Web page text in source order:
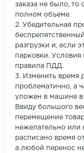
заказа не было, то
полном объеме.
2. Убедительная
разгрузки и, если
парковки.
правила ПДД.
3. Изменить время
проблематично, а
уложен в машине в
Ввиду большого
перемещение
нежелательно или
расписано время
а любой перенос